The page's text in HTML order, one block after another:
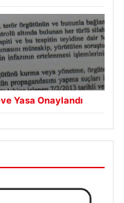
Yasa Onaylandı